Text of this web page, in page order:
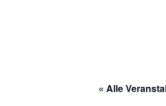
« Alle